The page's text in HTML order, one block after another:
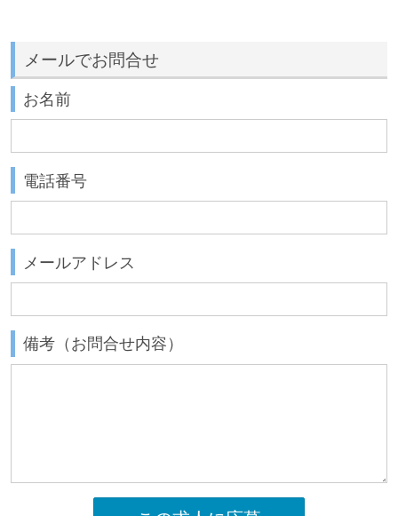
メールでお問合せ
お名前
電話番号
メールアドレス
備考（お問合せ内容）